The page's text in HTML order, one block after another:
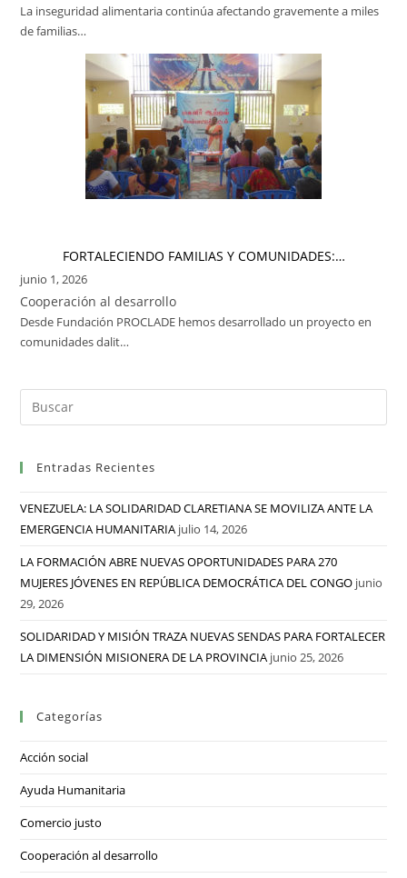
La inseguridad alimentaria continúa afectando gravemente a miles
de familias…
FORTALECIENDO FAMILIAS Y COMUNIDADES:…
junio 1, 2026
Cooperación al desarrollo
Desde Fundación PROCLADE hemos desarrollado un proyecto en
comunidades dalit…
Entradas Recientes
VENEZUELA: LA SOLIDARIDAD CLARETIANA SE MOVILIZA ANTE LA
EMERGENCIA HUMANITARIA julio 14, 2026
LA FORMACIÓN ABRE NUEVAS OPORTUNIDADES PARA 270
MUJERES JÓVENES EN REPÚBLICA DEMOCRÁTICA DEL CONGO junio
29, 2026
SOLIDARIDAD Y MISIÓN TRAZA NUEVAS SENDAS PARA FORTALECER
LA DIMENSIÓN MISIONERA DE LA PROVINCIA junio 25, 2026
Categorías
Acción social
Ayuda Humanitaria
Comercio justo
Cooperación al desarrollo